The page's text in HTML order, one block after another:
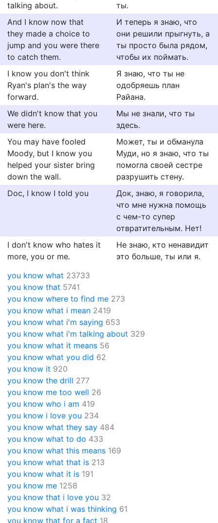
talking about.
ты.
And I know now that
they made a choice to
jump and you were there
to catch them.
И теперь я знаю, что
они решили прыгнуть, а
ты просто была рядом,
чтобы их поймать.
I know you don't think
Ryan's plan's the way
forward.
Я знаю, что ты не
одобряешь план
Райана.
We didn't know that you
were here.
Мы не знали, что ты
здесь.
You may have fooled
Moody, but I know you
helped your sister bring
down the wall.
Может, ты и обманула
Муди, но я знаю, что ты
помогла своей сестре
разрушить стену.
Doc, I know I told you
Док, знаю, я говорила,
что мне нужна помощь
с чем-то супер
отвратительным. Нет!
I don't know who hates it
more, you or me.
Не знаю, кто ненавидит
это больше, ты или я.
you know what 23733
you know that 5741
you know where to find me 273
you know what i mean 2419
you know what i'm saying 653
you know what i'm talking about 329
you know what it means 56
you know what you did 62
you know it 920
you know the drill 277
you know me too well 26
you know who i am 419
you know i love you 234
you know what they say 484
you know what to do 433
you know what this means 169
you know what that is 213
you know what it is 191
you know me 1258
you know that i love you 32
you know what i was thinking 61
you know that for a fact 18